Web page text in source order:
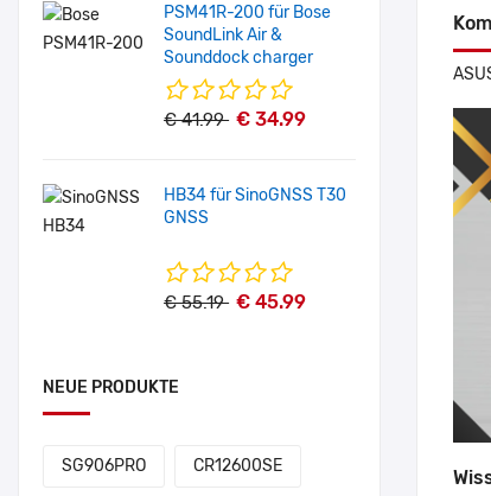
PSM41R-200 für Bose
SoundLink Air &
Sounddock charger
€ 41.99 € 34.99
HB34 für SinoGNSS T30
GNSS
€ 55.19 € 45.99
NEUE PRODUKTE
SG906PRO CR12600SE